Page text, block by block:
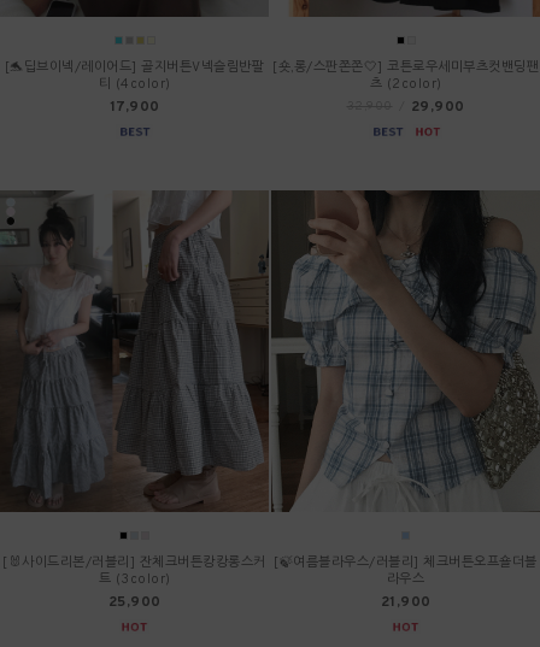
[🐬딥브이넥/레이어드] 골지버튼V넥슬림반팔
티 (4color)
17,900
[숏,롱/스판쫀쫀🤍] 코튼로우세미부츠컷밴딩팬
츠 (2color)
29,900
[🐰사이드리본/러블리] 잔체크버튼캉캉롱스커
트 (3color)
25,900
[🍃여름블라우스/러블리] 체크버튼오프숄더블
라우스
21,900